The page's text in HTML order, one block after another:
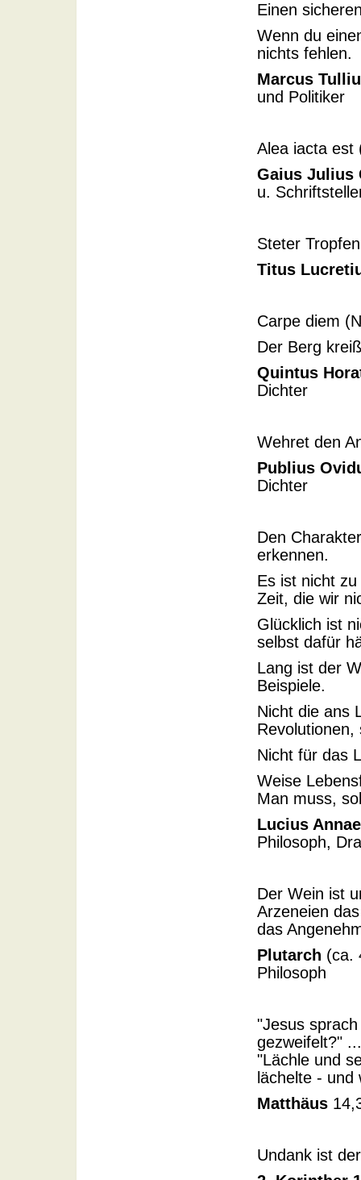
Einen
Wenn du
nichts fehlen.
Marcus
und Politiker
Alea iacta est
Gaius Julius
u.
Steter
Titus
Carpe diem
Der Berg
Quintus
Dichter
Wehret den
Publius
Dichter
Den
erkennen.
Es ist nicht
Zeit, die wir
Glücklich ist
selbst dafür
Lang ist der
Beispiele.
Nicht die ans
Nicht für das
Weise
Man muss,
Lucius
Philosoph,
Der Wein ist
Arzeneien
das
Plutarch (ca.
Philosoph
"Jesus
gezweifelt?"
"Lächle und
lächelte -
Matthäus
Undank ist